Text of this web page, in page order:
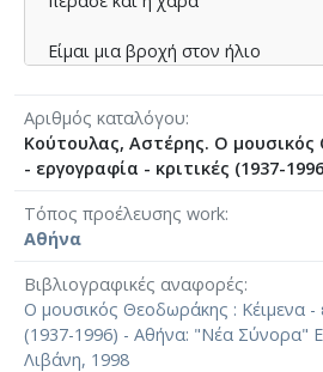
Είμαι μια βροχή στον ήλιο
μια σιωπή μες στη σιωπή
Σ’ αγαπώ μα δε θα `ρθω
να σε βρω, γιατί το ξέρω
σ’ αγαπώ μα δε θα `ρθω
το φαρμάκι θα σου φέρω
⟶Stixoi.info
Αριθμός καταλόγου
Κούτουλας, Αστέρης. Ο μουσικός
- εργογραφία - κριτικές (1937-
Τόπος προέλευσης work
Αθήνα
Βιβλιογραφικές αναφορές
Ο μουσικός Θεοδωράκης : Κέιμενα -
(1937-1996) - Αθήνα: "Νέα Σύνορα"
Λιβάνη, 1998